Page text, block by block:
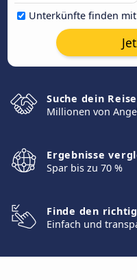
Unterkünfte finden
Suche dein
Millionen von
Ergebnisse
Spar bis zu 70 %
Finde den
Einfach und